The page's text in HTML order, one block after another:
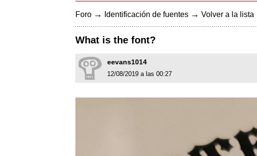
Foro → Identificación de fuentes → Volver a la lista
What is the font?
eevans1014
12/08/2019 a las 00:27